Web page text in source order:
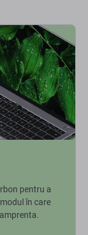
pentru a
în care